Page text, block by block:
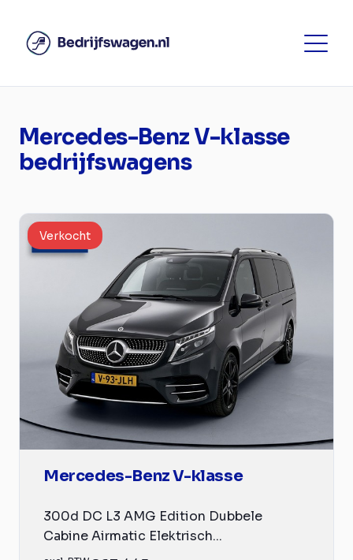
Mercedes-Benz V-klasse
bedrijfswagens
Verkocht
Mercedes-Benz V-klasse
300d DC L3 AMG Edition Dubbele
Cabine Airmatic Elektrisch...